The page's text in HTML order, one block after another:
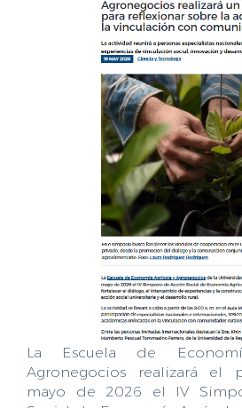
La Escuela de
Agronegocios realizará el
mayo de 2026 el IV